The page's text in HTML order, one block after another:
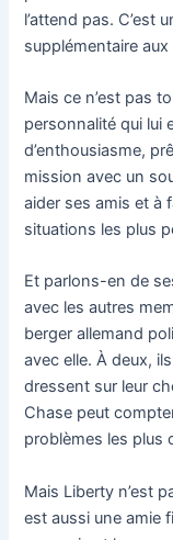
l’attend pas. C’est
supplémentaire
Mais ce n’est pas
personnalité qui lui
d’enthousiasme,
mission avec un
aider ses amis et à
situations les plus
Et parlons-en de
avec les autres
berger allemand
avec elle. À deux,
dressent sur leur
Chase peut
problèmes les plus
Mais Liberty n’est
est aussi une amie